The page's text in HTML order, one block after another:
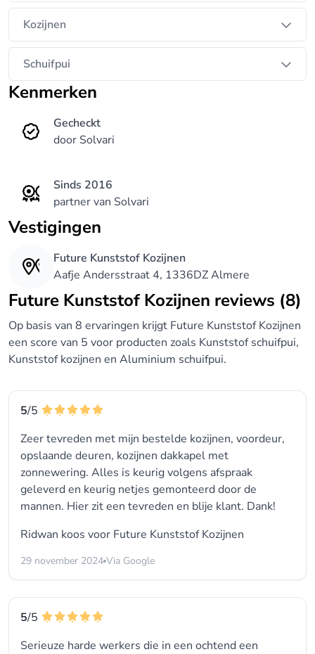
optimaal.
Kozijnen
Schuifpui
Kenmerken
Gecheckt
door Solvari
Sinds 2016
partner van Solvari
Vestigingen
Future Kunststof Kozijnen
Aafje Andersstraat 4, 1336DZ Almere
Future Kunststof Kozijnen reviews (8)
Op basis van 8 ervaringen krijgt Future Kunststof Kozijnen
een score van 5 voor producten zoals Kunststof schuifpui,
Kunststof kozijnen en Aluminium schuifpui.
5/5
Zeer tevreden met mijn bestelde kozijnen, voordeur,
opslaande deuren, kozijnen dakkapel met
zonnewering. Alles is keurig volgens afspraak
geleverd en keurig netjes gemonteerd door de
mannen. Hier zit een tevreden en blije klant. Dank!
Ridwan koos voor Future Kunststof Kozijnen
29 november 2024 Via Google
5/5
Serieuze harde werkers die in een ochtend een